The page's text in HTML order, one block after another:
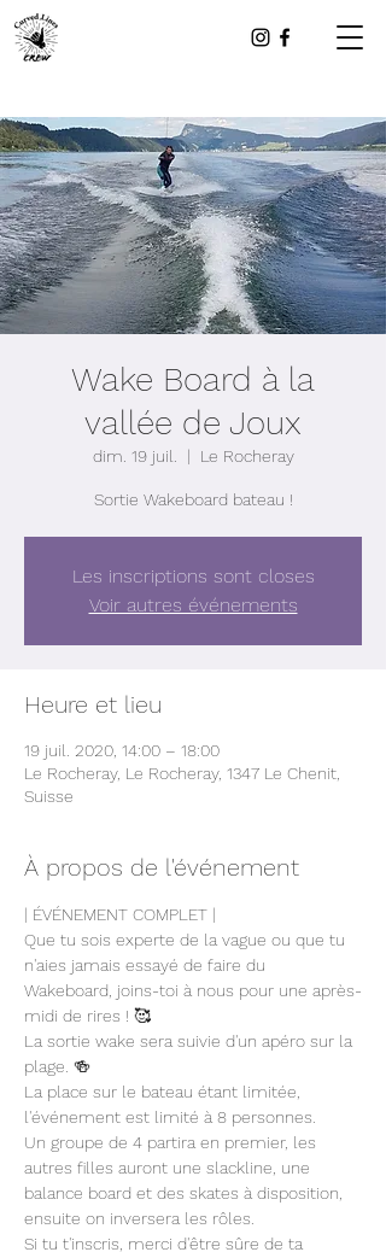
Wake Board à la
vallée de Joux
dim. 19 juil.
  |
Le Rocheray
Sortie Wakeboard bateau !
Les inscriptions sont closes
Voir autres événements
Heure et lieu
19 juil. 2020, 14:00 – 18:00
Le Rocheray, Le Rocheray, 1347 Le Chenit,
Suisse
À propos de l'événement
| ÉVÉNEMENT COMPLET |
Que tu sois experte de la vague ou que tu
n'aies jamais essayé de faire du
Wakeboard, joins-toi à nous pour une après-
midi de rires ! 🥰
La sortie wake sera suivie d'un apéro sur la
plage. 🍻
La place sur le bateau étant limitée,
l'événement est limité à 8 personnes.
Un groupe de 4 partira en premier, les
autres filles auront une slackline, une
balance board et des skates à disposition,
ensuite on inversera les rôles.
Si tu t'inscris, merci d'être sûre de ta